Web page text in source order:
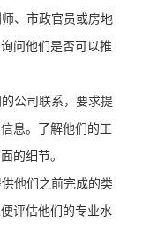
、市政官员或房地
问他们是否可以推
公司联系，要求提
息。了解他们的工
的细节。
他们之前完成的类
评估他们的专业水